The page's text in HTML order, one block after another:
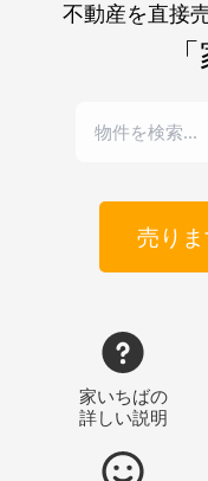
不動産を直接
売り
家いちばの
詳しい説明